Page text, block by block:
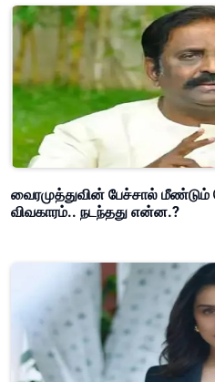
வைரமுத்துவின் பேச்சால் மீண்டும்
விவகாரம்.. நடந்தது என்ன.?